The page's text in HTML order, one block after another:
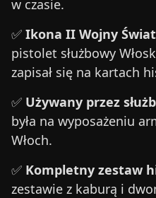
w czasie.
✅ Ikona II Wojny
pistolet służbowy
zapisał się na kartach
✅ Używany przez
była na wyposażeniu
Włoch.
✅ Kompletny zestaw
zestawie z kaburą i